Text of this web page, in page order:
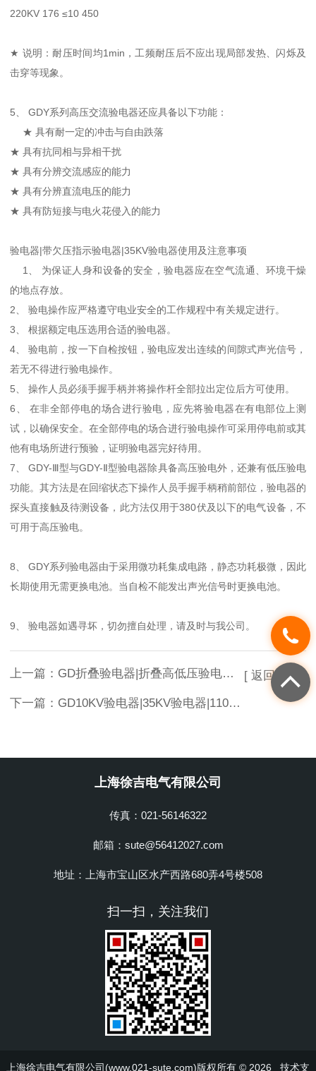
220KV 176 ≤10 450
★ 说明：耐压时间均1min，工频耐压后不应出现局部发热、闪烁及
击穿等现象。
5、 GDY系列高压交流验电器还应具备以下功能：
★ 具有耐一定的冲击与自由跌落
★ 具有抗同相与异相干扰
★ 具有分辨交流感应的能力
★ 具有分辨直流电压的能力
★ 具有防短接与电火花侵入的能力
验电器|带欠压指示验电器|35KV验电器使用及注意事项
1、 为保证人身和设备的安全，验电器应在空气流通、环境干燥
的地点存放。
2、 验电操作应严格遵守电业安全的工作规程中有关规定进行。
3、 根据额定电压选用合适的验电器。
4、 验电前，按一下自检按钮，验电应发出连续的间隙式声光信号，
若无不得进行验电操作。
5、 操作人员必须手握手柄并将操作杆全部拉出定位后方可使用。
6、 在非全部停电的场合进行验电，应先将验电器在有电部位上测
试，以确保安全。在全部停电的场合进行验电操作可采用停电前或其
他有电场所进行预验，证明验电器完好待用。
7、 GDY-Ⅲ型与GDY-Ⅱ型验电器除具备高压验电外，还兼有低压验电
功能。其方法是在回缩状态下操作人员手握手柄稍前部位，验电器的
探头直接触及待测设备，此方法仅用于380伏及以下的电气设备，不
可用于高压验电。
8、 GDY系列验电器由于采用微功耗集成电路，静态功耗极微，因此
长期使用无需更换电池。当自检不能发出声光信号时更换电池。
9、 验电器如遇寻坏，切勿擅自处理，请及时与我公司。
上一篇： GD折叠验电器|折叠高低压验电器GD-10KV系列高压验电器
下一篇： GD10KV验电器|35KV验电器|110KV验电器
[ 返回列表 ]
上海徐吉电气有限公司
传真：021-56146322
邮箱：sute@56412027.com
地址：上海市宝山区水产西路680弄4号楼508
扫一扫，关注我们
上海徐吉电气有限公司(www.021-sute.com)版权所有 © 2026 技术支